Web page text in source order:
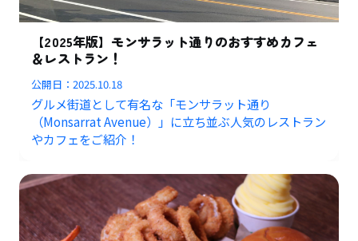
【2025年版】モンサラット通りのおすすめカフェ
＆レストラン！
公開日：2025.10.18
グルメ街道として有名な「モンサラット通り
（Monsarrat Avenue）」に立ち並ぶ人気のレストラン
やカフェをご紹介！